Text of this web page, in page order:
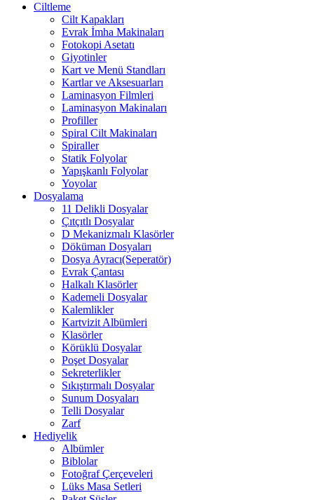
Ciltleme
Cilt Kapakları
Evrak İmha Makinaları
Fotokopi Asetatı
Giyotinler
Kart ve Menü Standları
Kartlar ve Aksesuarları
Laminasyon Filmleri
Laminasyon Makinaları
Profiller
Spiral Cilt Makinaları
Spiraller
Statik Folyolar
Yapışkanlı Folyolar
Yoyolar
Dosyalama
11 Delikli Dosyalar
Çıtçıtlı Dosyalar
D Mekanizmalı Klasörler
Döküman Dosyaları
Dosya Ayracı(Seperatör)
Evrak Çantası
Halkalı Klasörler
Kademeli Dosyalar
Kalemlikler
Kartvizit Albümleri
Klasörler
Körüklü Dosyalar
Poşet Dosyalar
Sekreterlikler
Sıkıştırmalı Dosyalar
Sunum Dosyaları
Telli Dosyalar
Zarf
Hediyelik
Albümler
Biblolar
Fotoğraf Çerçeveleri
Lüks Masa Setleri